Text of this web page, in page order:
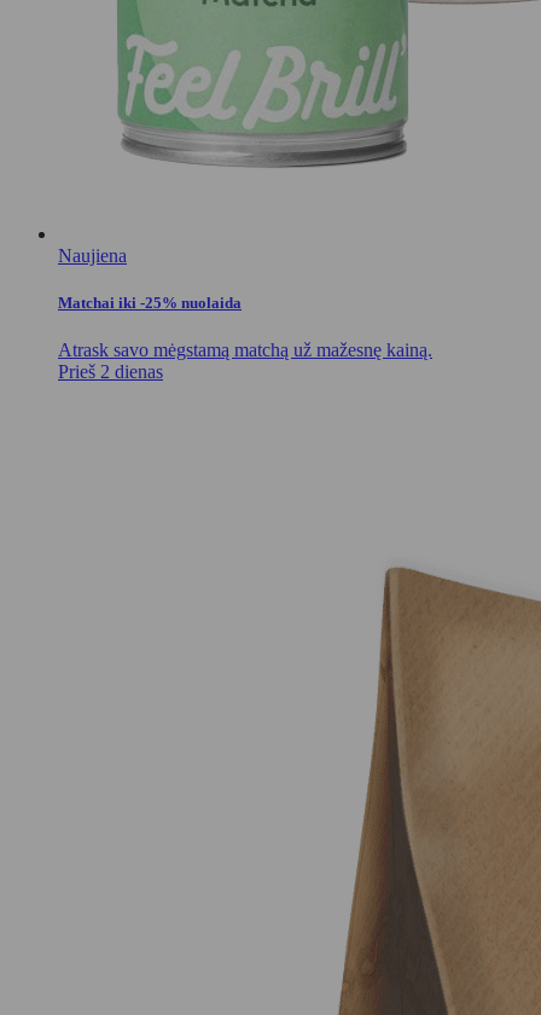
Naujiena
Matchai iki -25% nuolaida
Atrask savo mėgstamą matchą už mažesnę kainą.
Prieš 2 dienas